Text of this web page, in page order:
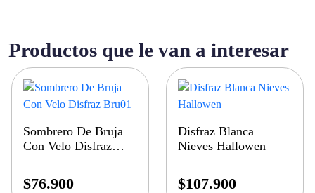
Productos que le van a interesar
Sombrero De Bruja
Con Velo Disfraz
$76.900
Disfraz Blanca
Nieves Hallowen
$107.900